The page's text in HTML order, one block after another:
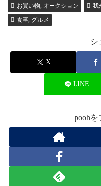
お買い物, オークション 我
食事, グルメ
シ
X
LINE
poohを